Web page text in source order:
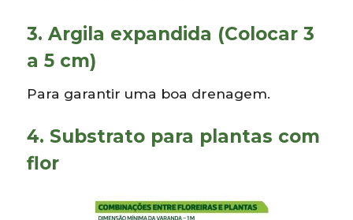
3. Argila expandida (Colocar 3
a 5 cm)
Para garantir uma boa drenagem.
4. Substrato para plantas com
flor